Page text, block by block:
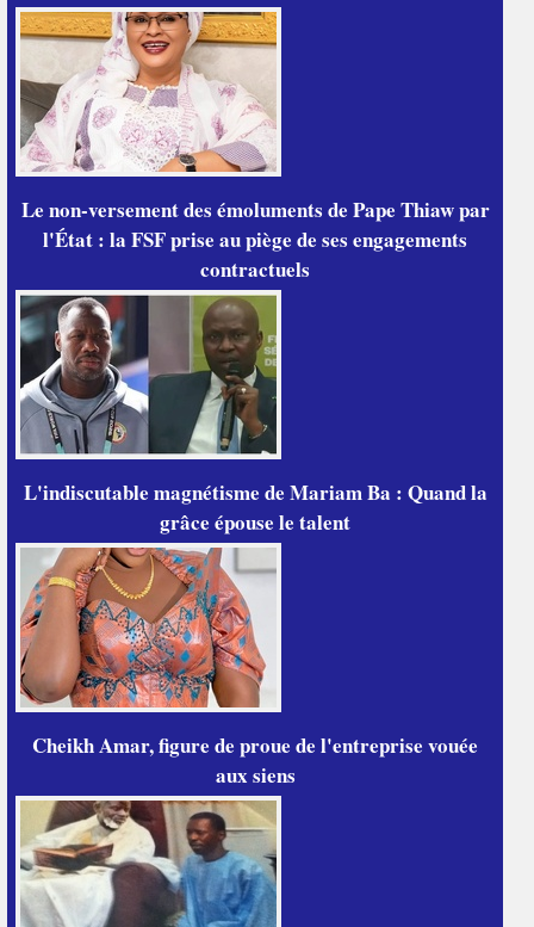
Le non-versement des émoluments de Pape Thiaw par
l'État : la FSF prise au piège de ses engagements
contractuels
L'indiscutable magnétisme de Mariam Ba : Quand la
grâce épouse le talent
Cheikh Amar, figure de proue de l'entreprise vouée
aux siens